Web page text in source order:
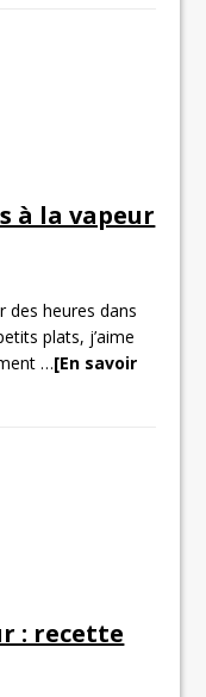
à la vapeur
des heures dans
plats, j’aime
…[En savoir
: recette